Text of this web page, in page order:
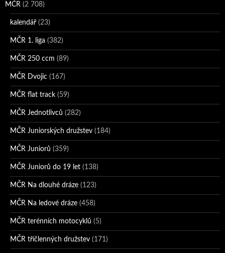
MČR (2 708)
kalendář (23)
MČR 1. liga (382)
MČR 250 ccm (89)
MČR Dvojic (167)
MČR flat track (59)
MČR Jednotlivců (282)
MČR Juniorských družstev (184)
MČR Juniorů (359)
MČR Juniorů do 19 let (138)
MČR Na dlouhé dráze (123)
MČR Na ledové dráze (458)
MČR terénních motocyklů (5)
MČR tříčlenných družstev (171)